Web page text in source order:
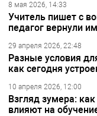
8 мая 2026, 14:33
Учитель пишет с
педагог вернули
29 апреля 2026, 22:48
Разные условия
как сегодня
10 апреля 2026, 12:00
Взгляд зумера:
влияют на